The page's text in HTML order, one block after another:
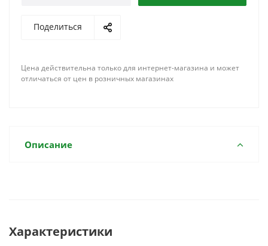
Поделиться
Цена действительна только для интернет-магазина и может
отличаться от цен в розничных магазинах
Описание
Характеристики